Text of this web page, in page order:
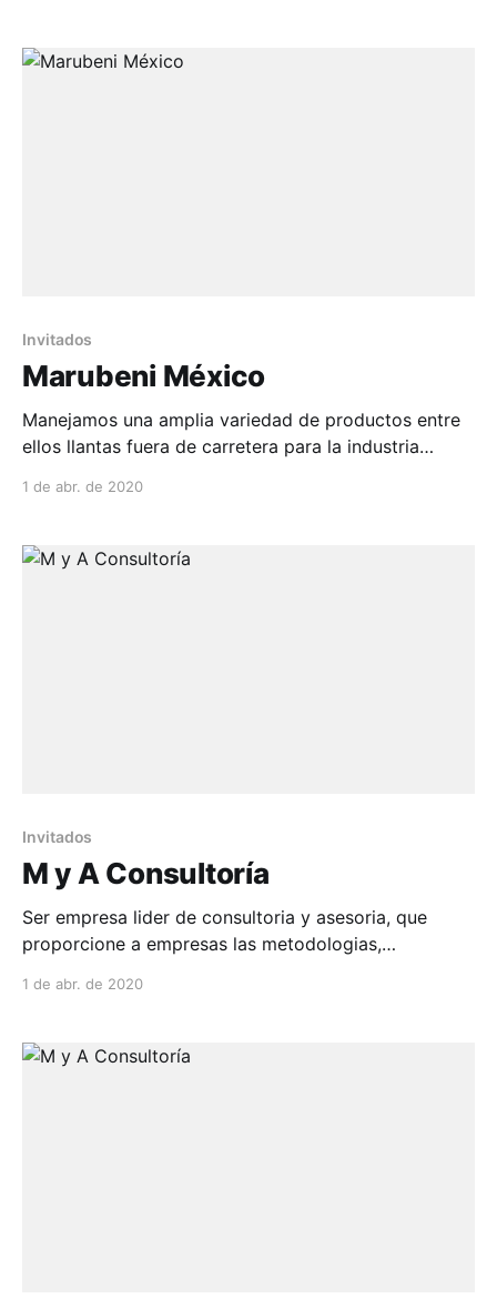
Invitados
Marubeni México
Manejamos una amplia variedad de productos entre
ellos llantas fuera de carretera para la industria
1 de abr. de 2020
Invitados
M y A Consultoría
Ser empresa lider de consultoria y asesoria, que
proporcione a empresas las metodologias,
1 de abr. de 2020